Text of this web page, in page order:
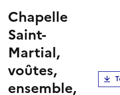
Chapelle
Saint-
Martial,
voûtes,
ensemble,